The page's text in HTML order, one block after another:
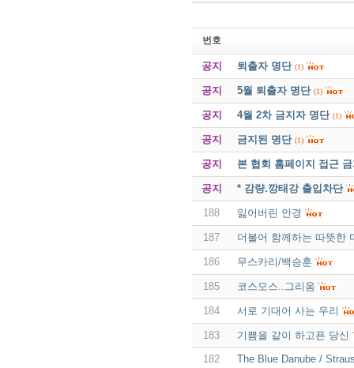
번호
공지 퇴출자 명단 (1)
공지 5월 퇴출자 명단 (1)
공지 4월 2차 금지자 명단 (1)
공지 금지된 명단 (1)
공지 본 협회 홈페이지 접근
공지 * 감량.깡태강 출입차단
188 잃어버린 안경
187 더불어 함께하는 따뜻한
186 무스카리/백승훈
185 코스모스..그리움
184 서로 기대어 사는 우리
183
기쁨을 같이 하고픈 당신
182
The Blue Danube /